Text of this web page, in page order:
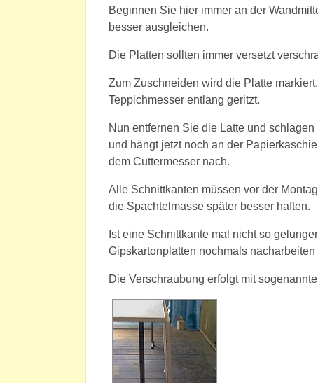
Beginnen Sie hier immer an der
besser ausgleichen.
Die Platten sollten immer versetzt
Zum Zuschneiden wird die Platte
Teppichmesser entlang geritzt.
Nun entfernen Sie die Latte und
und hängt jetzt noch an der
dem Cuttermesser nach.
Alle Schnittkanten müssen vor der
die Spachtelmasse später besser haften.
Ist eine Schnittkante mal nicht so
Gipskartonplatten nochmals nacharbeiten
Die Verschraubung erfolgt mit